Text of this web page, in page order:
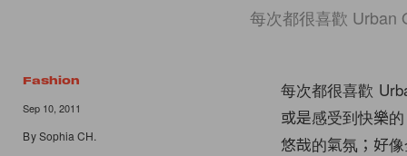
每次都很喜歡 Urban
Fashion
Sep 10, 2011
BySophia CH.
每次都很喜歡
或是感受到快樂
悠哉的氣氛；好